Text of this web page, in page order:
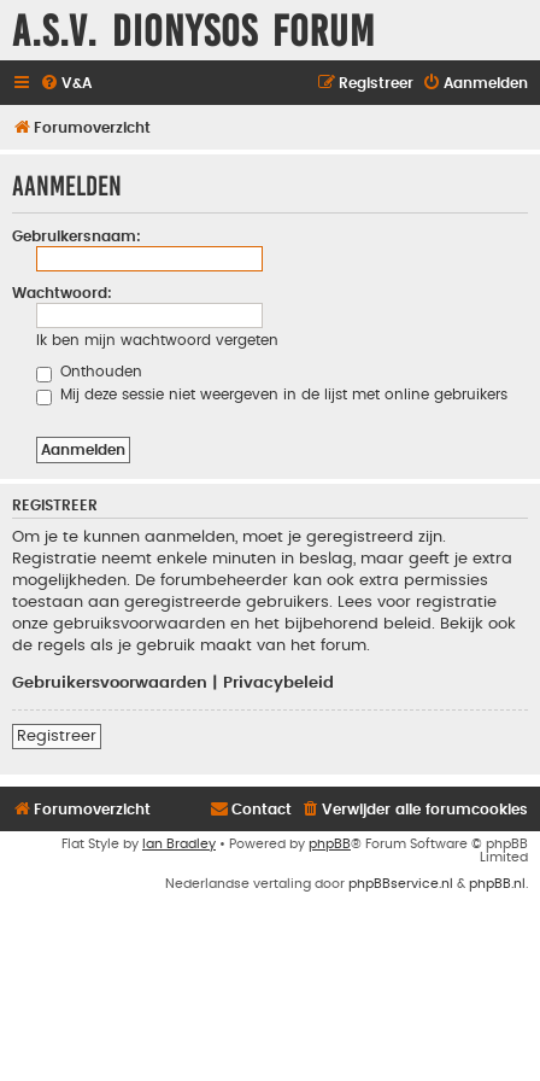
A.S.V. Dionysos Forum
V&A Aanmelden
Registreer
Forumoverzicht
Aanmelden
Gebruikersnaam:
Wachtwoord:
Ik ben mijn wachtwoord vergeten
Onthouden
Mij deze sessie niet weergeven in de lijst met online gebruikers
REGISTREER
Om je te kunnen aanmelden, moet je geregistreerd zijn.
Registratie neemt enkele minuten in beslag, maar geeft je extra
mogelijkheden. De forumbeheerder kan ook extra permissies
toestaan aan geregistreerde gebruikers. Lees voor registratie
onze gebruiksvoorwaarden en het bijbehorend beleid. Bekijk ook
de regels als je gebruik maakt van het forum.
Gebruikersvoorwaarden Privacybeleid
Registreer
Forumoverzicht Verwijder alle forumcookies
Contact
Flat Style by Ian Bradley • Powered by phpBB® Forum Software © phpBB
Limited
Nederlandse vertaling door phpBBservice.nl & phpBB.nl .